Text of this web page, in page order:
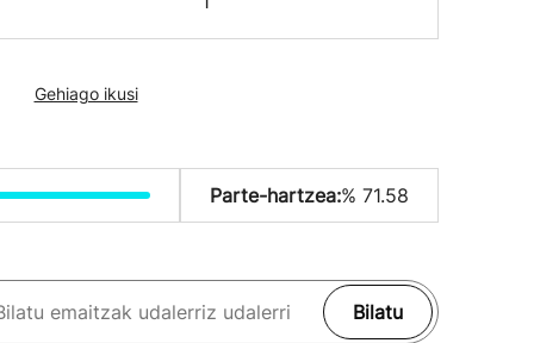
Gehiago ikusi
Parte-hartzea:% 71.58
Bilatu